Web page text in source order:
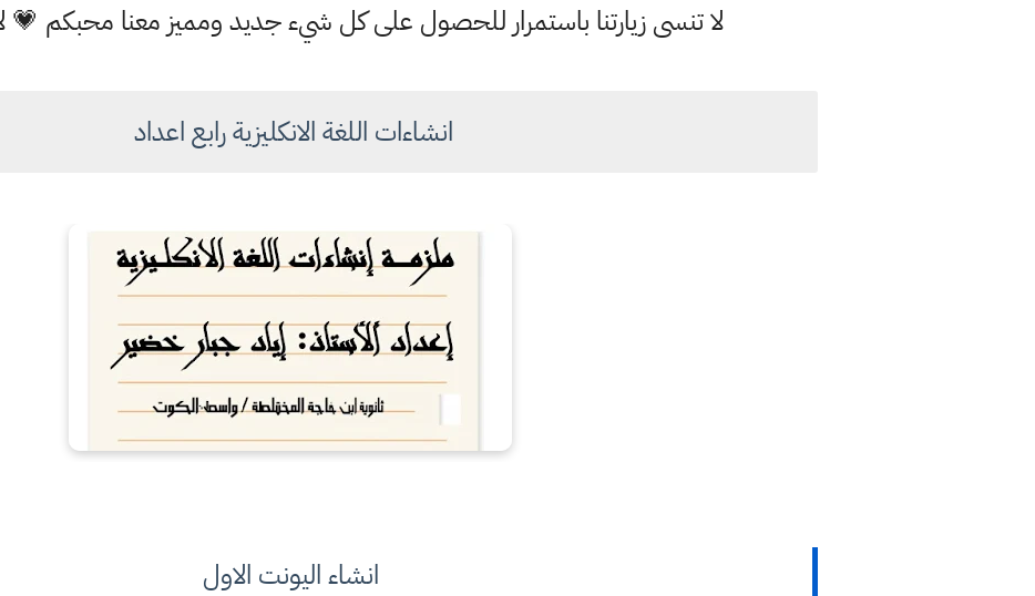
لا تنسى زيارتنا باستمرار للحصول على كل شيء جديد ومميز معنا محبكم 💗
انشاءات اللغة الانكليزية رابع اعداد
انشاء اليونت الاول